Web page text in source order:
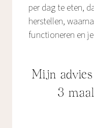
per dag te eten,
herstellen,
functioneren en
Mijn
3